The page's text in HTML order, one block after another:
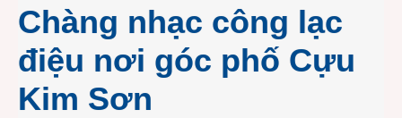
Chàng nhạc công lạc
điệu nơi góc phố Cựu
Kim Sơn